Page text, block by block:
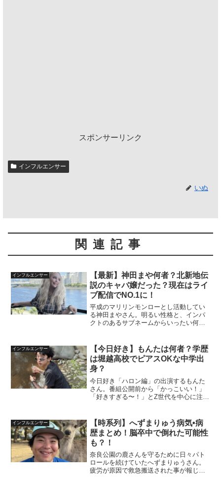
スポンサーリンク
インフルエンサー
いぬ
関連記事
インフルエンサー
【最新】神田まや何者？北新地伝
説のキャバ嬢だった？現在はライ
ブ配信でNO.1に！
平成のマリリンモンローとし活動してい
る神田まやさん。明るい性格と、インパ
クトのあるサブネームからいったい何者
田まやさんの過去や現在の活動について
調べてみました。神田まや...
インフルエンサー
【今日好き】もんたは何者？学歴
は堀越高校でピアスOKな中学出
身？
今日好き「ハロン編」の出演するもんた
さん。番組公開前から「かっこいい！」
「好きすぎる〜！」とZ世代を中心に注目
高校はどこ？かっこいいと人気な理由に
ついてまとめてい...
インフルエンサー
【時系列】へずまりゅう病気•病
歴まとめ！脳卒中で倒れた可能性
も？！
奈良公園の鹿さんを守るために日々パト
ロールを続けていたへずまりゅうさん。
疲労が原因で救急搬送された事が報じら